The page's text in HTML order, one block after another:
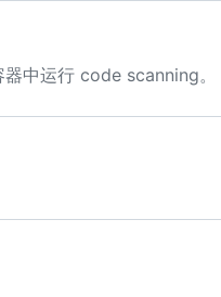
中运行 code scanning。